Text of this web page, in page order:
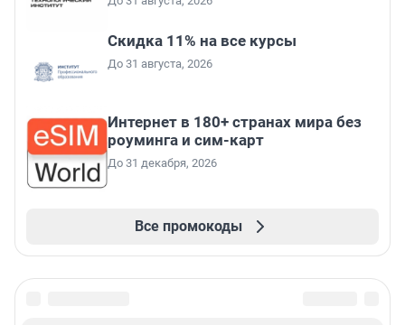
Скидка 11% на все курсы
До 31 августа, 2026
Интернет в 180+ странах мира без
роуминга и сим-карт
До 31 декабря, 2026
Все промокоды